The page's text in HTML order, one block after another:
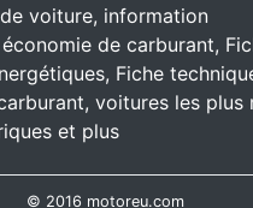
voiture, information
de carburant,
Fiche
voitures les plus
et plus
© 2016 motoreu.com